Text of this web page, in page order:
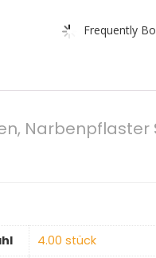
Frequently
‎4.00 stück